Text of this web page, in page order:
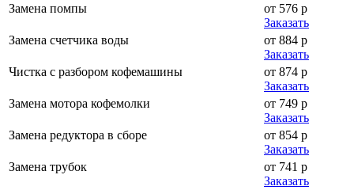
Замена помпы
от 576 р
Заказать
Замена счетчика воды
от 884 р
Заказать
Чистка с разбором кофемашины
от 874 р
Заказать
Замена мотора кофемолки
от 749 р
Заказать
Замена редуктора в сборе
от 854 р
Заказать
Замена трубок
от 741 р
Заказать